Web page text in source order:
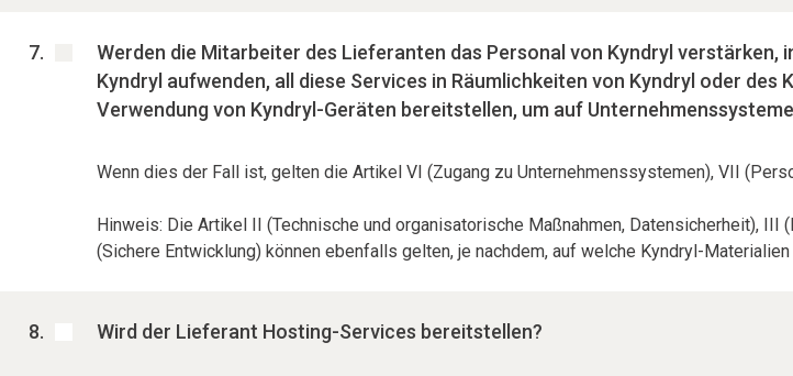
Werden die Mitarbeiter des Lieferanten das Personal von Kyndryl
Kyndryl aufwenden, all diese Services in Räumlichkeiten von Kyndryl oder
Verwendung von Kyndryl-Geräten bereitstellen, um auf
Wenn dies der Fall ist, gelten die Artikel VI (Zugang zu Unternehmenssystemen), VII
Hinweis: Die Artikel II (Technische und organisatorische Maßnahmen, Datensicherheit),
(Sichere Entwicklung) können ebenfalls gelten, je nachdem, auf welche Kyndryl-
Wird der Lieferant Hosting-Services bereitstellen?